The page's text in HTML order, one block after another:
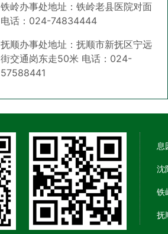
铁岭办事处地址：铁岭老县医院对面
电话：024-74834444
抚顺办事处地址：抚顺市新抚区宁远
街交通岗东走50米 电话：024-
57588441
息
沈
铁
抚